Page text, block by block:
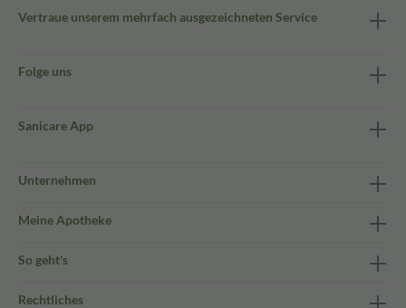
Vertraue unserem mehrfach ausgezeichneten Service
Folge uns
Sanicare App
Unternehmen
Meine Apotheke
So geht's
Rechtliches